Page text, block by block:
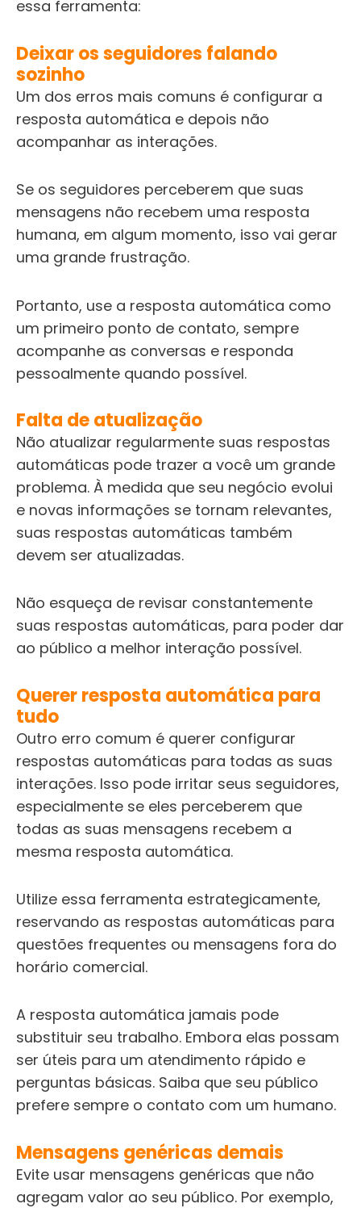
essa ferramenta:
Deixar os seguidores falando
sozinho
Um dos erros mais comuns é configurar a
resposta automática e depois não
acompanhar as interações.
Se os seguidores perceberem que suas
mensagens não recebem uma resposta
humana, em algum momento, isso vai gerar
uma grande frustração.
Portanto, use a resposta automática como
um primeiro ponto de contato, sempre
acompanhe as conversas e responda
pessoalmente quando possível.
Falta de atualização
Não atualizar regularmente suas respostas
automáticas pode trazer a você um grande
problema. À medida que seu negócio evolui
e novas informações se tornam relevantes,
suas respostas automáticas também
devem ser atualizadas.
Não esqueça de revisar constantemente
suas respostas automáticas, para poder dar
ao público a melhor interação possível.
Querer resposta automática para
tudo
Outro erro comum é querer configurar
respostas automáticas para todas as suas
interações. Isso pode irritar seus seguidores,
especialmente se eles perceberem que
todas as suas mensagens recebem a
mesma resposta automática.
Utilize essa ferramenta estrategicamente,
reservando as respostas automáticas para
questões frequentes ou mensagens fora do
horário comercial.
A resposta automática jamais pode
substituir seu trabalho. Embora elas possam
ser úteis para um atendimento rápido e
perguntas básicas. Saiba que seu público
prefere sempre o contato com um humano.
Mensagens genéricas demais
Evite usar mensagens genéricas que não
agregam valor ao seu público. Por exemplo,